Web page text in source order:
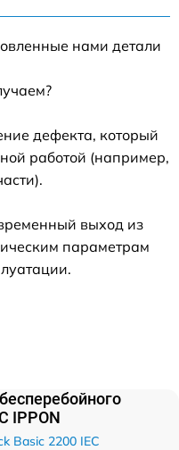
нами детали
дефекта, который
работой (например,
выход из
параметрам
IPPON
Basic 2200 IEC